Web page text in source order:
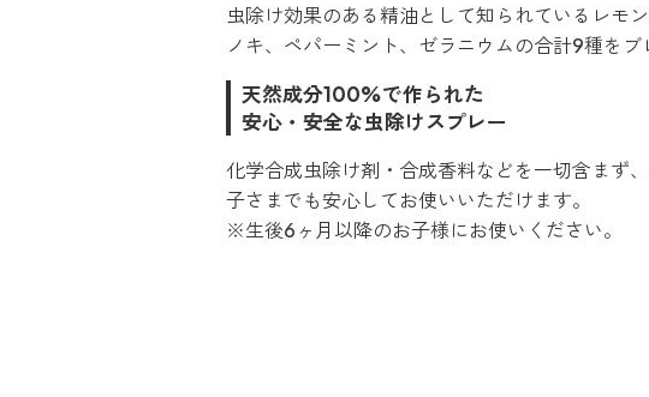
虫除け効果のある精油として知られているレモ
ノキ、ペパーミント、ゼラニウムの合計9種をブ
天然成分100%で作られた
安心・安全な虫除けスプレー
化学合成虫除け剤・合成香料などを一切含まず
子さまでも安心してお使いいただけます。
※生後6ヶ月以降のお子様にお使いください。